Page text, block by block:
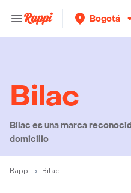
Bogotá
Bilac
Bilac es una marca
domicilio
Rappi Bilac